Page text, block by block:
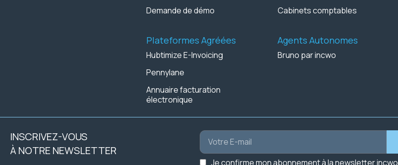
Demande de démo
Plateformes Agréées
Hubtimize E-Invoicing
Pennylane
Annuaire facturation
électronique
Cabinets comptables
Agents Autonomes
Bruno par incwo
INSCRIVEZ-VOUS
À NOTRE NEWSLETTER
Je confirme mon abonnement à la newsletter incwo